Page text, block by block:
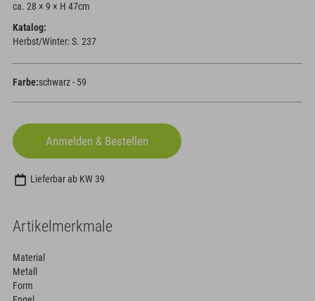
ca. 28 × 9 × H 47cm
Katalog:
Herbst/Winter: S. 237
Farbe:schwarz - 59
Lieferbar ab KW 39
Artikelmerkmale
Material
Metall
Form